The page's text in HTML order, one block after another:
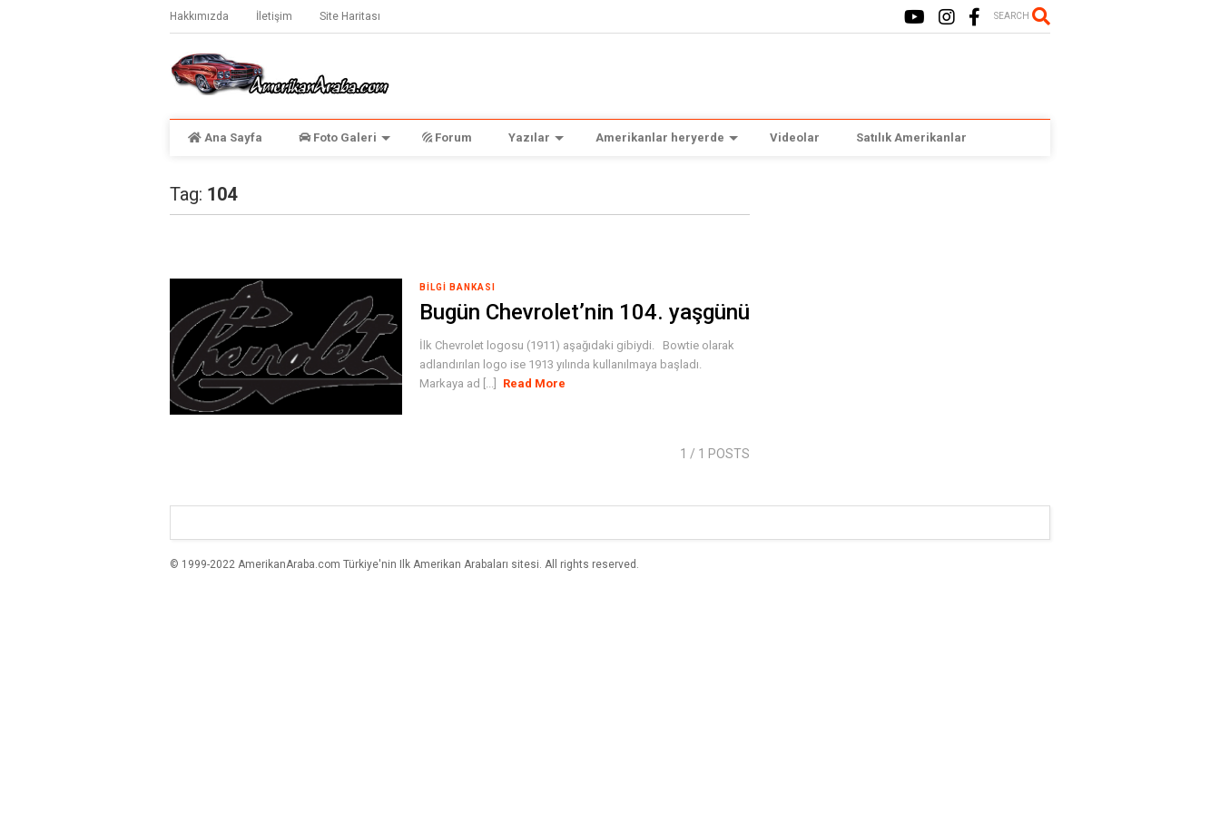
Hakkımızda İletişim Site Haritası SEARCH
Ana Sayfa Foto Galeri Forum Yazılar Amerikanlar heryerde Videolar Satılık Amerikanlar
Tag: 104
BILGI BANKASI
Bugün Chevrolet’nin 104. yaşgünü
İlk Chevrolet logosu (1911) aşağıdaki gibiydi. Bowtie olarak
adlandırılan logo ise 1913 yılında kullanılmaya başladı.
Markaya ad [...]
Read More
1 / 1 POSTS
© 1999-2022 AmerikanAraba.com Türkiye'nin Ilk Amerikan Arabaları sitesi. All rights reserved.